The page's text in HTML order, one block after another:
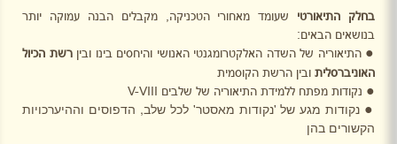
בחלק התיאורטי שעומד מאחורי הטכניקה, מקבלים הבנה עמוקה יותר
בנושאים הבאים:
● התיאוריה של השדה האלקטרומגנטי האנושי והיחסים בינו ובין רשת הכיול
האוניברסלית ובין הרשת הקוסמית
● נקודות מפתח ללמידת התיאוריה של שלבים V-VIII
● נקודות מגע של 'נקודות מאסטר' לכל שלב, הדפוסים וההיערכויות
הקשורים בהן